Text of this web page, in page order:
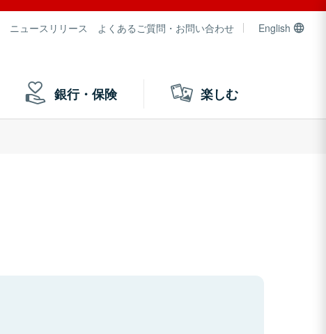
ニュースリリース よくあるご質問・お問い合わせ English
銀行・保険 楽しむ